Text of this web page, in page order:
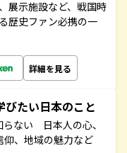
展示施設など、戦国時
歴史ファン必携の一
詳細を見る
たい日本のこと
らない 日本人の心、
、地域の魅力など